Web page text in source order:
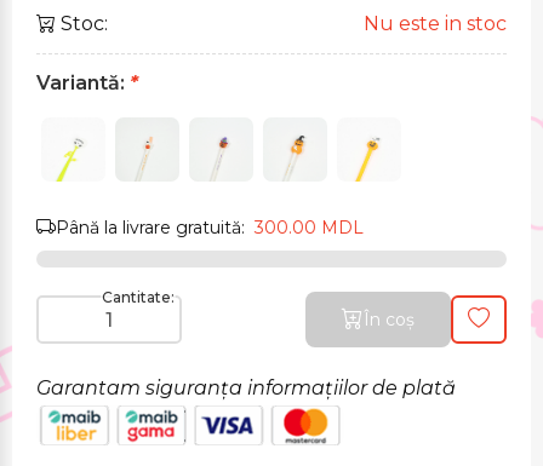
Stoc: Nu este in stoc
Variantă: *
Până la livrare gratuită:300.00 MDL
Cantitate:
În coș
Garantam siguranța informațiilor de plată